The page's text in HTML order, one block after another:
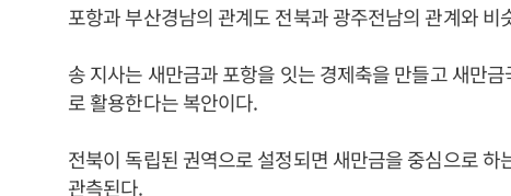
포항과 부산경남의 관계도 전북과 광주전남의 관계와 비
송 지사는 새만금과 포항을 잇는 경제축을 만들고 새만
로 활용한다는 복안이다.
전북이 독립된 권역으로 설정되면 새만금을 중심으로
관측된다.